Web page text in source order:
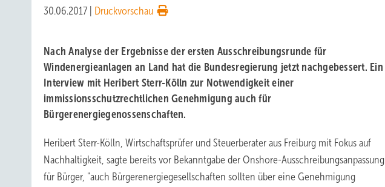
30.06.2017 Druckvorschau
Nach Analyse der Ergebnisse der ersten Ausschreibungsrunde für
Windenergieanlagen an Land hat die Bundesregierung jetzt nachgebessert. Ein
Interview mit Heribert Sterr-Kölln zur Notwendigkeit einer
immissionsschutzrechtlichen Genehmigung auch für
Bürgerenergiegenossenschaften.
Heribert Sterr-Kölln, Wirtschaftsprüfer und Steuerberater aus Freiburg mit Fokus auf
Nachhaltigkeit, sagte bereits vor Bekanntgabe der Onshore-Ausschreibungsanpassung
für Bürger, "auch Bürgerenergiegesellschaften sollten über eine Genehmigung